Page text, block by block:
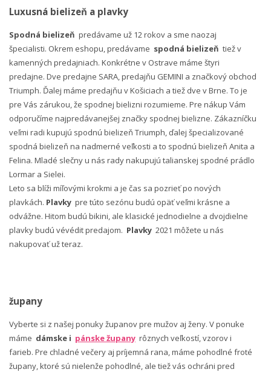
Luxusná bielizeň a plavky
Spodná bielizeň predávame už 12 rokov a sme naozaj
špecialisti. Okrem eshopu, predávame spodná bielizeň tiež v
kamenných predajniach. Konkrétne v Ostrave máme štyri
predajne. Dve predajne SARA, predajňu GEMINI a značkový obchod
Triumph. Ďalej máme predajňu v Košiciach a tiež dve v Brne. To je
pre Vás zárukou, že spodnej bielizni rozumieme. Pre nákup Vám
odporučíme najpredávanejšej značky spodnej bielizne. Zákazníčku
veľmi radi kupujú spodnú bielizeň Triumph, ďalej špecializované
spodná bielizeň na nadmerné veľkosti a to spodnú bielizeň Anita a
Felina. Mladé slečny u nás rady nakupujú talianskej spodné prádlo
Lormar a Sielei.
Leto sa blíži míľovými krokmi a je čas sa pozrieť po nových
plavkách. Plavky pre túto sezónu budú opäť veľmi krásne a
odvážne. Hitom budú bikini, ale klasické jednodielne a dvojdielne
plavky budú vévédit predajom. Plavky 2021 môžete u nás
nakupovať už teraz.
župany
Vyberte si z našej ponuky županov pre mužov aj ženy. V ponuke
máme dámske i pánske župany rôznych veľkostí, vzorov i
farieb. Pre chladné večery aj príjemná rana, máme pohodlné froté
župany, ktoré sú nielenže pohodlné, ale tiež vás ochráni pred